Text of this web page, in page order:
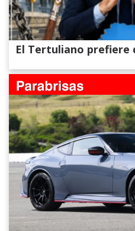
El Tertuliano prefiere